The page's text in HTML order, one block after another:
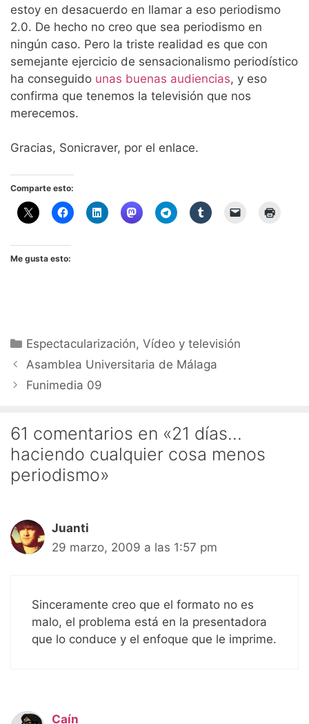
estoy en desacuerdo en llamar a eso periodismo
2.0. De hecho no creo que sea periodismo en
ningún caso. Pero la triste realidad es que con
semejante ejercicio de sensacionalismo periodístico
ha conseguido unas buenas audiencias, y eso
confirma que tenemos la televisión que nos
merecemos.
Gracias, Sonicraver, por el enlace.
Comparte esto:
Me gusta esto:
Categorías
Espectacularización,Vídeo y televisión
Asamblea Universitaria de Málaga
Funimedia 09
61 comentarios en «21 días…
haciendo cualquier cosa menos
periodismo»
Juanti
29 marzo, 2009 a las 1:57 pm
Sinceramente creo que el formato no es
malo, el problema está en la presentadora
que lo conduce y el enfoque que le imprime.
Caín